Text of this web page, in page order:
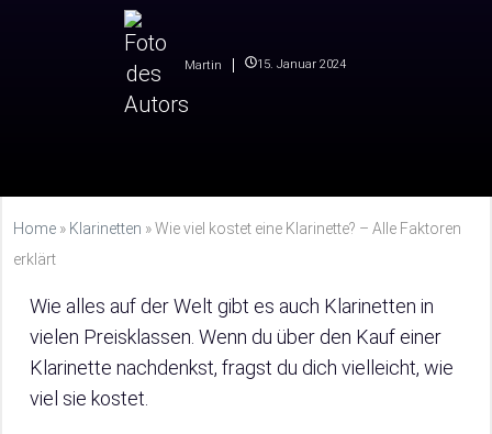
Martin 15. Januar 2024
Home » Klarinetten »Wie viel kostet eine Klarinette? – Alle Faktoren
erklärt
Wie alles auf der Welt gibt es auch Klarinetten in
vielen Preisklassen. Wenn du über den Kauf einer
Klarinette nachdenkst, fragst du dich vielleicht, wie
viel sie kostet.